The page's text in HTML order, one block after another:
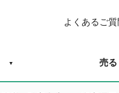
よくあるご質
売る